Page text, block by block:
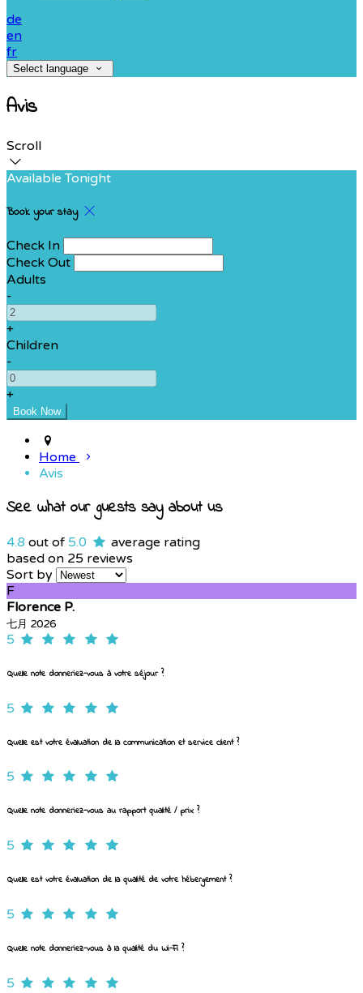
de
en
fr
Select language
Avis
Scroll
Available Tonight
Book your stay
Check In
Check Out
Adults
-
+
Children
-
+
Home
Avis
See what our guests say about us
4.8 out of 5.0
average rating
based on 25 reviews
Sort by
F
Florence P.
七月 2026
5
Quelle note donneriez-vous à votre séjour ?
5
Quelle est votre évaluation de la communication et service client ?
5
Quelle note donneriez-vous au rapport qualité / prix ?
5
Quelle est votre évaluation de la qualité de votre hébergement ?
5
Quelle note donneriez-vous à la qualité du Wi-Fi ?
5